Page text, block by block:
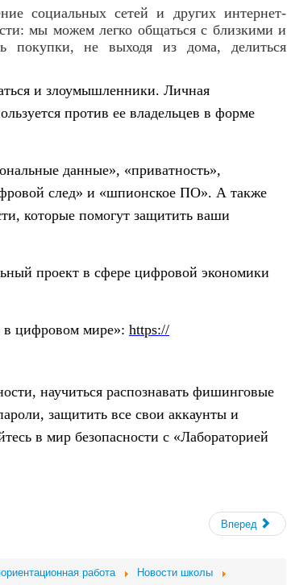
социальных сетей и других интернет-
мы можем легко общаться с близкими и
покупки, не выходя из дома, делиться
и злоумышленники. Личная
против ее владельцев в форме
данные», «приватность»,
след» и «шпионское ПО». А также
которые помогут защитить ваши
проект в сфере цифровой экономики
цифровом мире»: https://
научиться распознавать фишинговые
защитить все свои аккаунты и
в мир безопасности с «Лабораторией
Вперед
работа
Новости школы